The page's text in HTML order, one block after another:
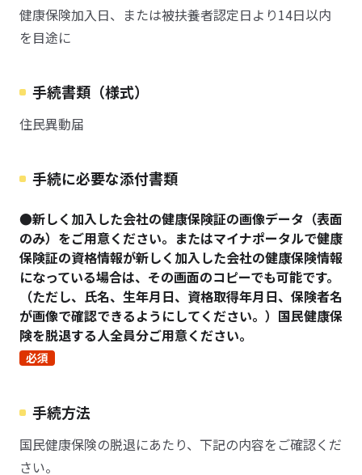
健康保険加入日、または被扶養者認定日より14日以内
を目途に
手続書類（様式）
住民異動届
手続に必要な添付書類
●新しく加入した会社の健康保険証の画像データ（表面
のみ）をご用意ください。またはマイナポータルで健康
保険証の資格情報が新しく加入した会社の健康保険情報
になっている場合は、その画面のコピーでも可能です。
（ただし、氏名、生年月日、資格取得年月日、保険者名
が画像で確認できるようにしてください。）国民健康保
険を脱退する人全員分ご用意ください。
必須
手続方法
国民健康保険の脱退にあたり、下記の内容をご確認くだ
さい。